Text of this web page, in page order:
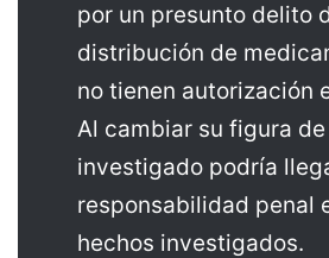
por un presunto delito
distribución de
no tienen autorización
Al cambiar su figura
investigado podría
responsabilidad penal
hechos investigados.